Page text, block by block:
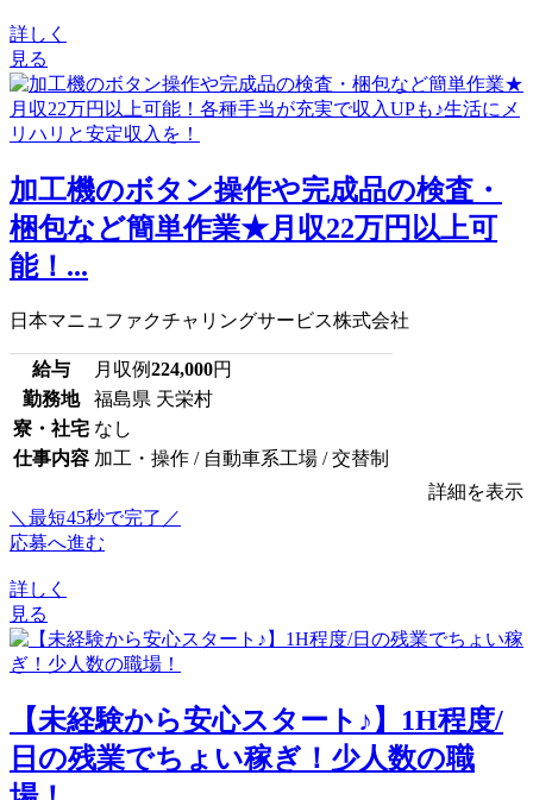
詳しく
見る
加工機のボタン操作や完成品の検査・
梱包など簡単作業★月収22万円以上可
能！...
日本マニュファクチャリングサービス株式会社
給与 月収例224,000円
勤務地
福島県 天栄村
寮・社宅 なし
仕事内容 加工・操作 / 自動車系工場 / 交替制
詳細を表示
＼最短45秒で完了／
応募へ進む
詳しく
見る
【未経験から安心スタート♪】1H程度/
日の残業でちょい稼ぎ！少人数の職